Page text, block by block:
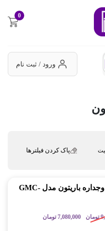
0
ورود / ثبت نام
پاک کردن فیلترها
لیوان دوجداره باریتون مدل GMC-
تومان 7,080,000 تومان